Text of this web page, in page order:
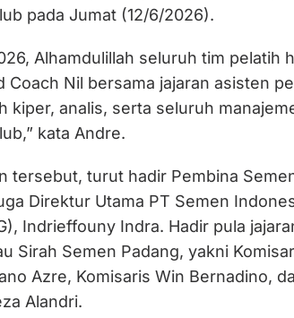
pada Jumat (12/6/2026).
Alhamdulillah seluruh tim pelatih
Coach Nil bersama jajaran asisten
kiper, analis, serta seluruh
kata Andre.
tersebut, turut hadir Pembina
Direktur Utama PT Semen
Indrieffouny Indra. Hadir pula
Sirah Semen Padang, yakni
Azre, Komisaris Win Bernadino,
Alandri.